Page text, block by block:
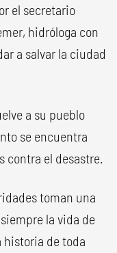
el secretario
hidróloga con
a salvar la ciudad
a su pueblo
se encuentra
contra el desastre.
toman una
la vida de
historia de toda